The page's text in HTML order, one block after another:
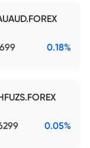
0.18%
0.05%